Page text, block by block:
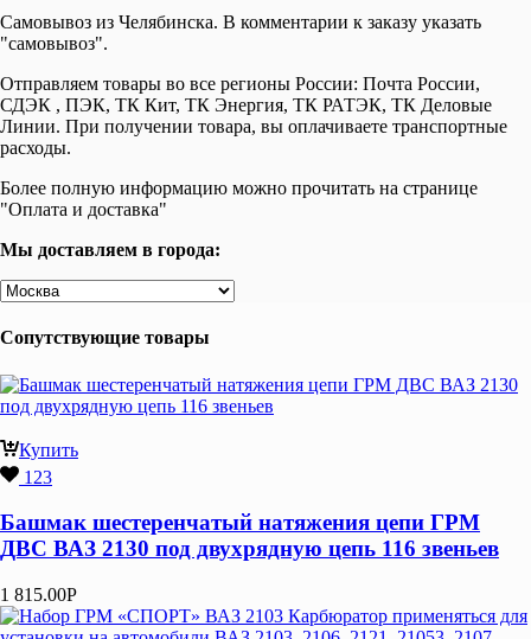
Самовывоз из Челябинска. В комментарии к заказу указать
"самовывоз".
Отправляем товары во все регионы России: Почта России,
СДЭК , ПЭК, ТК Кит, ТК Энергия, ТК РАТЭК, ТК Деловые
Линии. При получении товара, вы оплачиваете транспортные
расходы.
Более полную информацию можно прочитать на странице
"Оплата и доставка"
Мы доставляем в города:
Сопутствующие товары
Купить
123
Башмак шестеренчатый натяжения цепи ГРМ
ДВС ВАЗ 2130 под двухрядную цепь 116 звеньев
1 815.00Р